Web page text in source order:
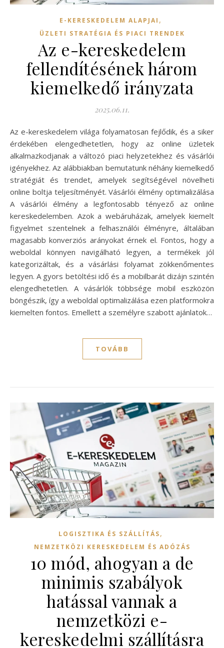
E-KERESKEDELEM ALAPJAI ,
ÜZLETI STRATÉGIA ÉS PIACI TRENDEK
Az e-kereskedelem
fellendítésének három
kiemelkedő irányzata
2025.06.11.
Az e-kereskedelem világa folyamatosan fejlődik, és a siker
érdekében elengedhetetlen, hogy az online üzletek
alkalmazkodjanak a változó piaci helyzetekhez és vásárlói
igényekhez. Az alábbiakban bemutatunk néhány kiemelkedő
stratégiát és trendet, amelyek segítségével növelheti
online boltja teljesítményét. Vásárlói élmény optimalizálása
A vásárlói élmény a legfontosabb tényező az online
kereskedelemben. Azok a webáruházak, amelyek kiemelt
figyelmet szentelnek a felhasználói élményre, általában
magasabb konverziós arányokat érnek el. Fontos, hogy a
weboldal könnyen navigálható legyen, a termékek jól
kategorizáltak, és a vásárlási folyamat zökkenőmentes
legyen. A gyors betöltési idő és a mobilbarát dizájn szintén
elengedhetetlen. A vásárlók többsége mobil eszközön
böngészik, így a weboldal optimalizálása ezen platformokra
kiemelten fontos. Emellett a személyre szabott ajánlatok…
TOVÁBB
LOGISZTIKA ÉS SZÁLLÍTÁS,
NEMZETKÖZI KERESKEDELEM ÉS ADÓZÁS
10 mód, ahogyan a de
minimis szabályok
hatással vannak a
nemzetközi e-
kereskedelmi szállításra